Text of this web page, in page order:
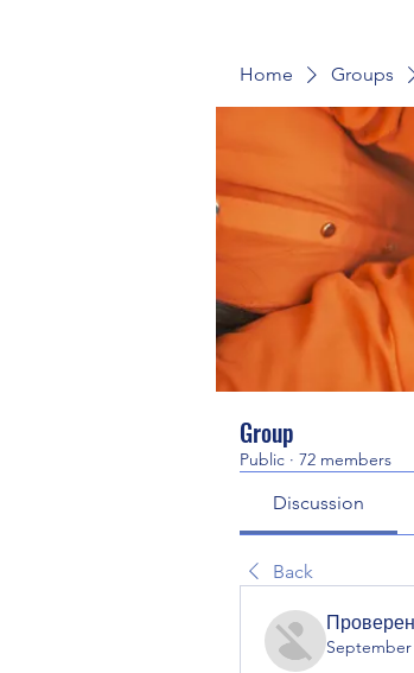
Home Groups
Group
Public · 72 members
Discussion
Back
September